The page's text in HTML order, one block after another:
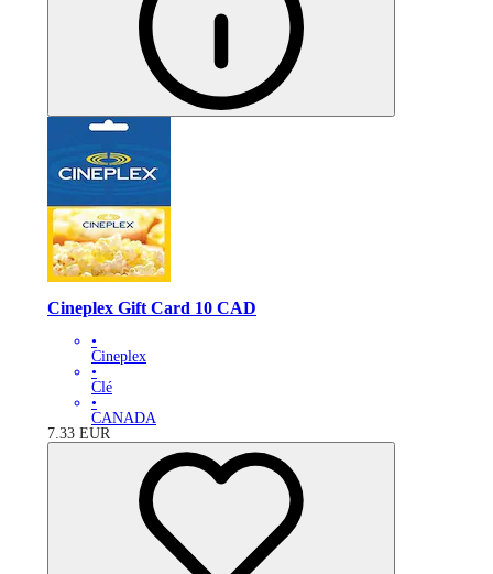
Cineplex Gift Card 10 CAD
•
Cineplex
•
Clé
•
CANADA
7.33 EUR